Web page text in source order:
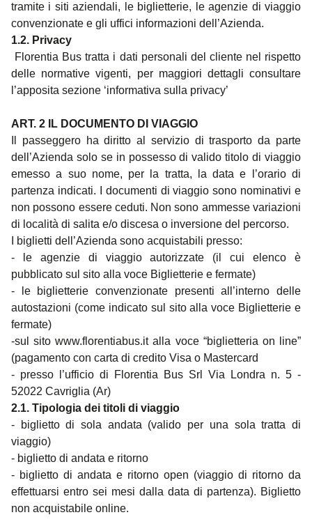
tramite i siti aziendali, le biglietterie, le agenzie di viaggio
convenzionate e gli uffici informazioni dell’Azienda.
1.2. Privacy
Florentia Bus tratta i dati personali del cliente nel rispetto
delle normative vigenti, per maggiori dettagli consultare
l’apposita sezione ‘informativa sulla privacy’
ART. 2 IL DOCUMENTO DI VIAGGIO
Il passeggero ha diritto al servizio di trasporto da parte
dell’Azienda solo se in possesso di valido titolo di viaggio
emesso a suo nome, per la tratta, la data e l’orario di
partenza indicati. I documenti di viaggio sono nominativi e
non possono essere ceduti. Non sono ammesse variazioni
di località di salita e/o discesa o inversione del percorso.
I biglietti dell’Azienda sono acquistabili presso:
- le agenzie di viaggio autorizzate (il cui elenco è
pubblicato sul sito alla voce Biglietterie e fermate)
- le biglietterie convenzionate presenti all’interno delle
autostazioni (come indicato sul sito alla voce Biglietterie e
fermate)
-sul sitowww.florentiabus.italla voce “biglietteria on line”
(pagamento con carta di credito Visa o Mastercard
- presso l’ufficio di Florentia Bus Srl Via Londra n. 5 -
52022 Cavriglia (Ar)
2.1. Tipologia dei titoli di viaggio
- biglietto di sola andata (valido per una sola tratta di
viaggio)
- biglietto di andata e ritorno
- biglietto di andata e ritorno open (viaggio di ritorno da
effettuarsi entro sei mesi dalla data di partenza). Biglietto
non acquistabile online.